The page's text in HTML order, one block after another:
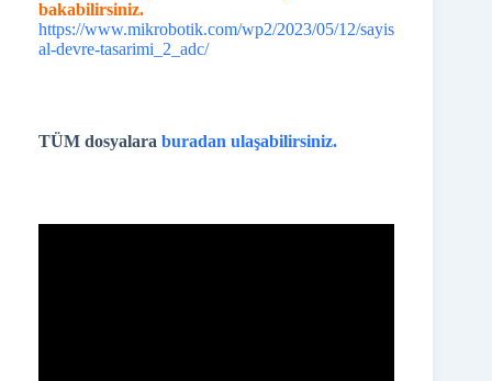
bakabilirsiniz.
https://www.mikrobotik.com/wp2/2023/05/12/sayis
al-devre-tasarimi_2_adc/
TÜM dosyalara buradan ulaşabilirsiniz.